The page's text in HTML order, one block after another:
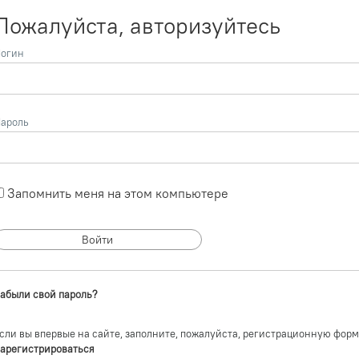
авторизуйтесь
Запомнить меня на этом компьютере
свой пароль?
вы впервые на сайте, заполните, пожалуйста, регистрационную